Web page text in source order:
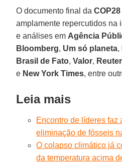
O documento final daCOP28
amplamente repercutidos na
e análises em Agência
Bloomberg, Um só planeta,
Brasil de Fato, Valor,
e New York Times, entre
Leia mais
Encontro de líderes faz
eliminação de fósseis
O colapso climático já
da temperatura acima